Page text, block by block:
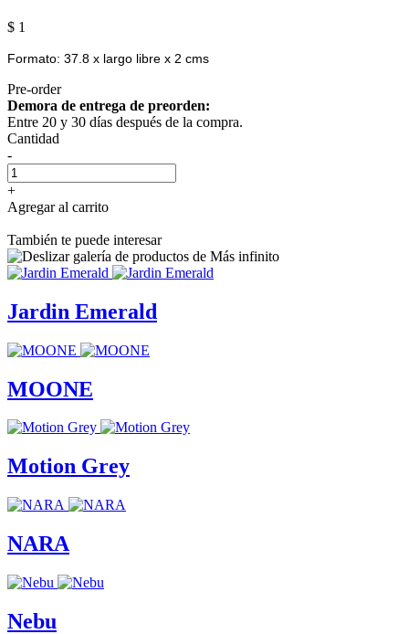
$ 1
Formato: 37.8 x largo libre x 2 cms
Pre-order
Demora de entrega de preorden:
Entre 20 y 30 días después de la compra.
Cantidad
-
+
Agregar al carrito
También te puede interesar
Jardin Emerald
MOONE
Motion Grey
NARA
Nebu